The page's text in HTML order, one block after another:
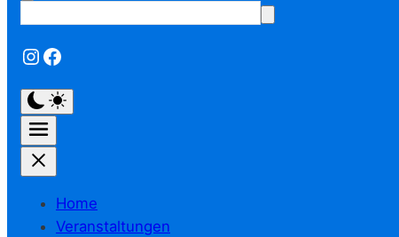
Instagram
Facebook
Home
Veranstaltungen